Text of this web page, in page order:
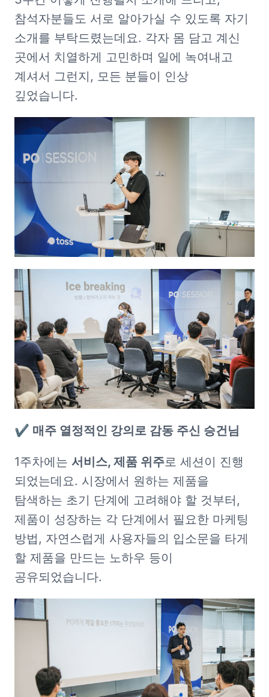
참석자분들도 서로 알아가실 수 있도록 자기
소개를 부탁드렸는데요. 각자 몸 담고 계신
곳에서 치열하게 고민하며 일에 녹여내고
계셔서 그런지, 모든 분들이 인상
깊었습니다.
✔️ 매주 열정적인 강의로 감동 주신 승건님
1주차에는 서비스, 제품 위주로 세션이 진행
되었는데요. 시장에서 원하는 제품을
탐색하는 초기 단계에 고려해야 할 것부터,
제품이 성장하는 각 단계에서 필요한 마케팅
방법, 자연스럽게 사용자들의 입소문을 타게
할 제품을 만드는 노하우 등이
공유되었습니다.